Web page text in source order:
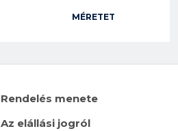
MÉRETET
Rendelés menete
Az elállási jogról